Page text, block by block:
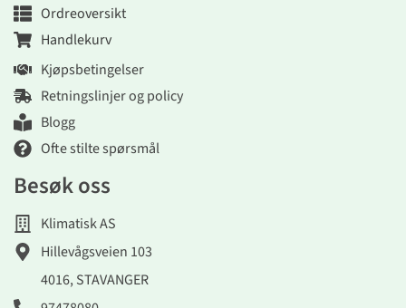
Ordreoversikt
Handlekurv
Kjøpsbetingelser
Retningslinjer og policy
Blogg
Ofte stilte spørsmål
Besøk oss
Klimatisk AS
Hillevågsveien 103
4016, STAVANGER